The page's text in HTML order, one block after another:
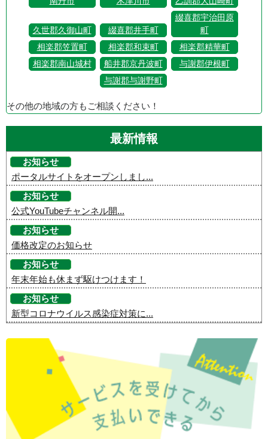
久世郡久御山町 綴喜郡井手町
綴喜郡宇治田原
町
相楽郡笠置町
相楽郡和束町
相楽郡精華町
相楽郡南山城村
船井郡京丹波町
与謝郡伊根町
与謝郡与謝野町
その他の地域の方もご相談ください！
最新情報
お知らせ
ポータルサイトをオープンしまし...
お知らせ
公式YouTubeチャンネル開...
お知らせ
価格改定のお知らせ
お知らせ
年末年始も休まず駆けつけます！
お知らせ
新型コロナウイルス感染症対策に...